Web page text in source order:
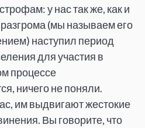
у нас так же, как и
(мы называем его
наступил период
для участия в
процессе
ничего не поняли.
им выдвигают жестокие
Вы говорите, что